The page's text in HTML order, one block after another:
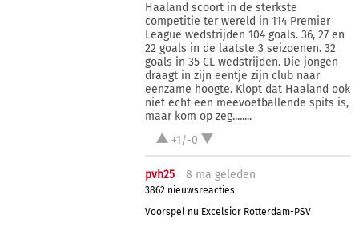
Haaland scoort in de sterkste
competitie ter wereld in 114 Premier
League wedstrijden 104 goals. 36, 27 en
22 goals in de laatste 3 seizoenen. 32
goals in 35 CL wedstrijden. Die jongen
draagt in zijn eentje zijn club naar
eenzame hoogte. Klopt dat Haaland ook
niet echt een meevoetballende spits is,
maar kom op zeg........
+1/-0
pvh25 8 ma geleden
3862 nieuwsreacties
Voorspel nu Excelsior Rotterdam-PSV